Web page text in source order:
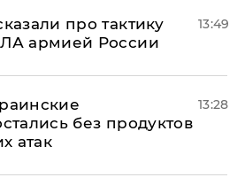
про тактику
армией России
13:49
без продуктов
атак
13:28